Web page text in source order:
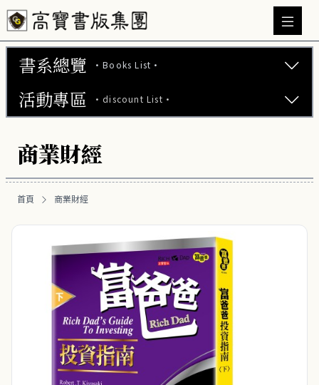
書系總覽 ·Books List·
文學小說 (737)
生活風格 (164)
商業財經 (100)
投資理財 (27)
職場工作術 (19)
富爸爸專區 (16)
管理與領導 (4)
會計/統計 (3)
活動專區 ·discount List·
【2本75折】高寶小說系列全圖鑑書展
【2本7折】高寶小說系列全圖鑑書展
【66折】高寶小說系列全圖鑑書展
商業財經
首頁 商業財經